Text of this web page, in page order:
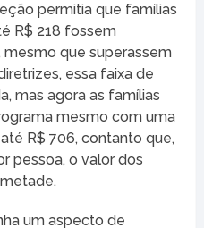
permitia que famílias
R$ 218 fossem
que superassem
essa faixa de
mas agora as famílias
mesmo com uma
R$ 706, contanto que,
pessoa, o valor dos
um aspecto de